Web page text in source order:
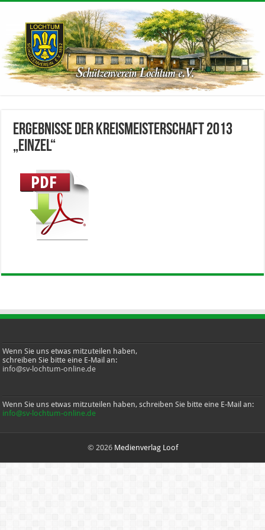
Ergebnisse der Kreismeisterschaft 2013
„Einzel“
Wenn Sie uns etwas mitzuteilen haben,
schreiben Sie bitte eine E-Mail an:
info@sv-lochtum-online.de
Wenn Sie uns etwas mitzuteilen haben, schreiben Sie bitte eine E-Mail an:
info@sv-lochtum-online.de
© 2026 Medienverlag Loof